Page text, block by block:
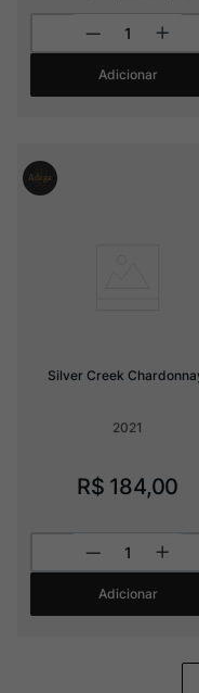
Adicionar
Silver Creek
2021
R$ 184,00
Adicionar